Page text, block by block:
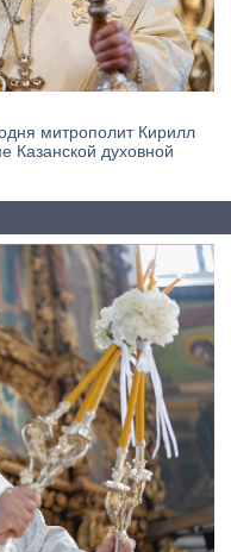
митрополит Кирилл
Казанской духовной